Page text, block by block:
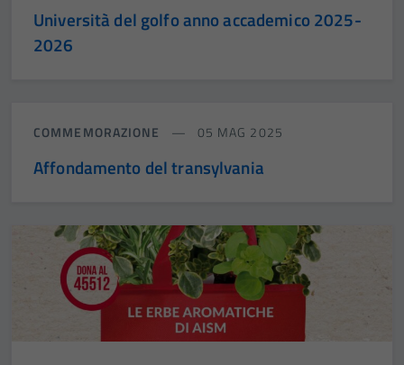
Università del golfo anno accademico 2025-
2026
COMMEMORAZIONE 05 MAG 2025
Affondamento del transylvania